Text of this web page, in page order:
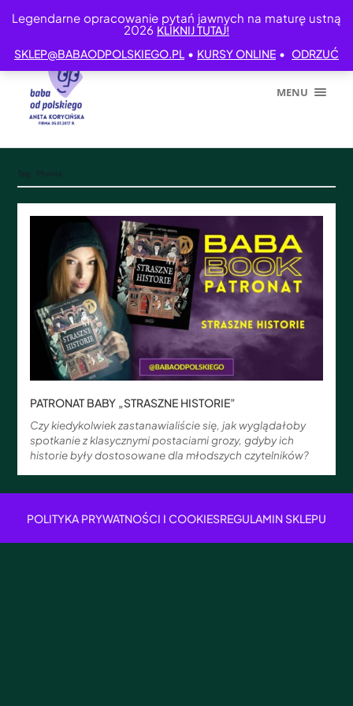
Legendarne opracowanie pytań jawnych na maturę ustną
2026 KLIKNIJ TUTAJ!
SKLEP@BABAODPOLSKIEGO.PL • KURSY ONLINE • ODRZUĆ
MENU
PATRONAT BABY „STRASZNE HISTORIE”
Czy kiedykolwiek zastanawialiście się, jak wyglądałoby
spotkanie z klasycznymi postaciami grozy, gdyby ich
historie były dostosowane dla młodszych czytelników?
POLITYKA PRYWATNOŚCI I COOKIESREGULAMIN SKLEPU